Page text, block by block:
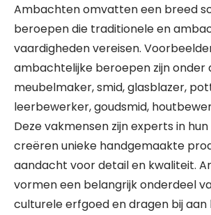
Ambachten omvatten een breed
beroepen die traditionele en
vaardigheden vereisen.
ambachtelijke beroepen zijn onder
meubelmaker, smid, glasblazer,
leerbewerker, goudsmid,
Deze vakmensen zijn experts in
creëren unieke handgemaakte
aandacht voor detail en kwaliteit.
vormen een belangrijk onderdeel
culturele erfgoed en dragen bij